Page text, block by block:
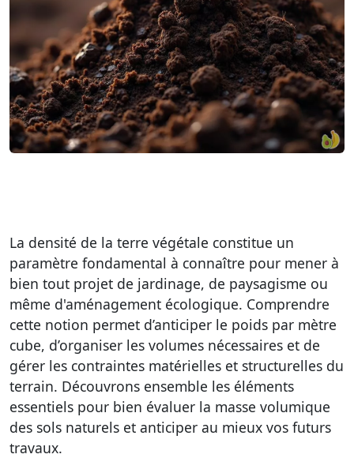
La densité de la terre végétale constitue un
paramètre fondamental à connaître pour mener à
bien tout projet de jardinage, de paysagisme ou
même d'aménagement écologique. Comprendre
cette notion permet d’anticiper le poids par mètre
cube, d’organiser les volumes nécessaires et de
gérer les contraintes matérielles et structurelles du
terrain. Découvrons ensemble les éléments
essentiels pour bien évaluer la masse volumique
des sols naturels et anticiper au mieux vos futurs
travaux.